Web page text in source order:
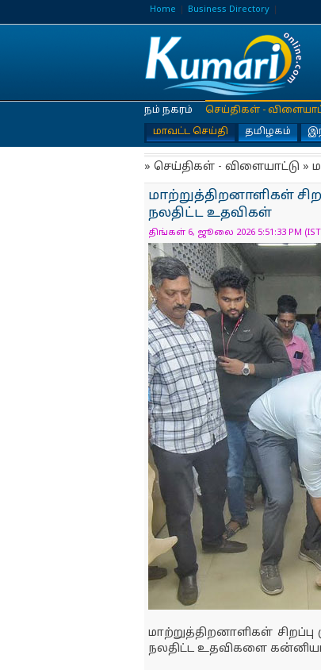
Home Business Directory
நம் நகரம்
செய்திகள் -
மாவட்ட செய்தி
தமிழகம்
» செய்திகள் - விளையாட்டு »
மாற்றுத்திறனாளிகள்
நலதிட்ட உதவிகள்
திங்கள் 6, ஜூலை 2026 5:51:33 PM
மாற்றுத்திறனாளிகள்
நலதிட்ட உதவிகளை